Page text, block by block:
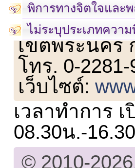
พิการทางจิตใจและ
ไม่ระบุประเภทควา
เลขที่ 23 ชั้น
เขตพระนคร
โทร. 0-
เว็บไซต์:
เวลาทำการ
08.30น.-
© 2010-